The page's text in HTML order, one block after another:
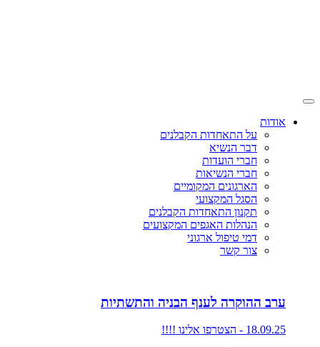
אודות
על התאחדות הקבלנים
דבר הנשיא
חברי הועדות
חברי הנשיאות
הארגונים המקומיים
הסגל המקצועי
תקנון התאחדות הקבלנים
הנהלות האגפים המקצועים
דמי טיפול ארגוני
צור קשר
ערב ההוקרה לענף הבניה והתשתיות
18.09.25 - הצטרפו אלינו !!!!